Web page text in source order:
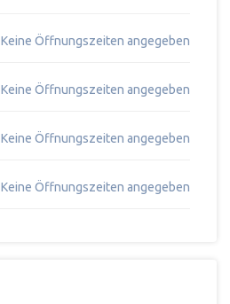
Keine Öffnungszeiten angegeben
Keine Öffnungszeiten angegeben
Keine Öffnungszeiten angegeben
Keine Öffnungszeiten angegeben